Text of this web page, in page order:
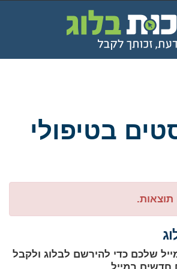
בטיפולי
שלכם כדי להירשם לבלוג ולקבל